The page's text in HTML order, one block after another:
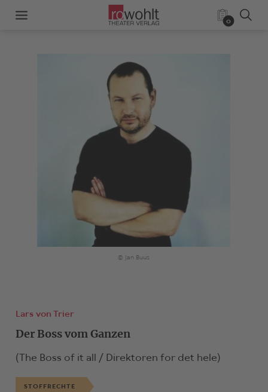
0
© Jan Buus
Lars von Trier
Der Boss vom Ganzen
(The Boss of it all / Direktoren for det hele)
STOFFRECHTE